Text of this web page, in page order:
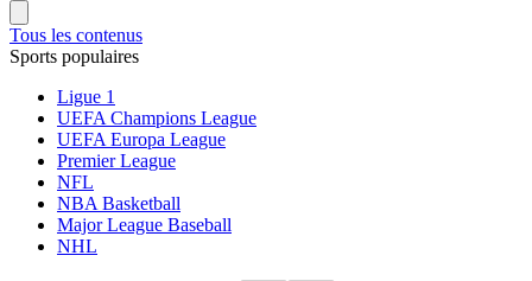
Tous les contenus
Sports populaires
Ligue 1
UEFA Champions League
UEFA Europa League
Premier League
NFL
NBA Basketball
Major League Baseball
NHL